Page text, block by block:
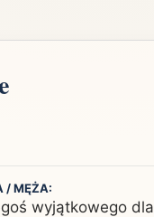
/ MĘŻA:
wyjątkowego dla